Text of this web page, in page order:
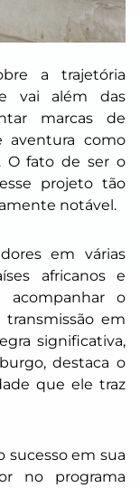
a trajetória
vai além das
marcas de
aventura como
. O fato de ser o
projeto tão
notável.
em várias
africanos e
acompanhar o
em
significativa,
destaca o
que ele traz
sucesso em sua
no programa